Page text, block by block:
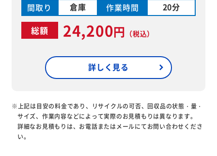
間取り 倉庫 作業時間 20分
総額 24,200円 （税込）
詳しく見る
※上記は目安の料金であり、リサイクルの可否、回収品の状態・量・
サイズ、作業内容などによって実際のお見積もりは異なります。
詳細なお見積もりは、お電話またはメールにてお問い合わせくださ
い。